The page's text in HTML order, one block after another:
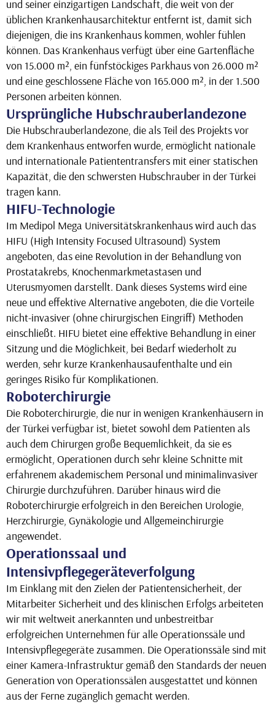
und seiner einzigartigen Landschaft, die weit von der
üblichen Krankenhausarchitektur entfernt ist, damit sich
diejenigen, die ins Krankenhaus kommen, wohler fühlen
können. Das Krankenhaus verfügt über eine Gartenfläche
von 15.000 m², ein fünfstöckiges Parkhaus von 26.000 m²
und eine geschlossene Fläche von 165.000 m², in der 1.500
Personen arbeiten können.
Ursprüngliche Hubschrauberlandezone
Die Hubschrauberlandezone, die als Teil des Projekts vor
dem Krankenhaus entworfen wurde, ermöglicht nationale
und internationale Patiententransfers mit einer statischen
Kapazität, die den schwersten Hubschrauber in der Türkei
tragen kann.
HIFU-Technologie
Im Medipol Mega Universitätskrankenhaus wird auch das
HIFU (High Intensity Focused Ultrasound) System
angeboten, das eine Revolution in der Behandlung von
Prostatakrebs, Knochenmarkmetastasen und
Uterusmyomen darstellt. Dank dieses Systems wird eine
neue und effektive Alternative angeboten, die die Vorteile
nicht-invasiver (ohne chirurgischen Eingriff) Methoden
einschließt. HIFU bietet eine effektive Behandlung in einer
Sitzung und die Möglichkeit, bei Bedarf wiederholt zu
werden, sehr kurze Krankenhausaufenthalte und ein
geringes Risiko für Komplikationen.
Roboterchirurgie
Die Roboterchirurgie, die nur in wenigen Krankenhäusern in
der Türkei verfügbar ist, bietet sowohl dem Patienten als
auch dem Chirurgen große Bequemlichkeit, da sie es
ermöglicht, Operationen durch sehr kleine Schnitte mit
erfahrenem akademischem Personal und minimalinvasiver
Chirurgie durchzuführen. Darüber hinaus wird die
Roboterchirurgie erfolgreich in den Bereichen Urologie,
Herzchirurgie, Gynäkologie und Allgemeinchirurgie
angewendet.
Operationssaal und
Intensivpflegegeräteverfolgung
Im Einklang mit den Zielen der Patientensicherheit, der
Mitarbeiter Sicherheit und des klinischen Erfolgs arbeiteten
wir mit weltweit anerkannten und unbestreitbar
erfolgreichen Unternehmen für alle Operationssäle und
Intensivpflegegeräte zusammen. Die Operationssäle sind mit
einer Kamera-Infrastruktur gemäß den Standards der neuen
Generation von Operationssälen ausgestattet und können
aus der Ferne zugänglich gemacht werden.